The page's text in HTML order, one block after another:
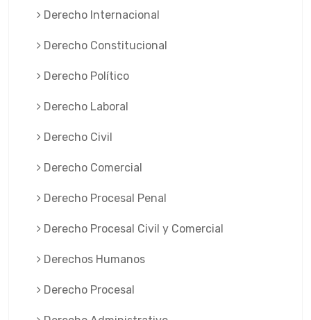
Derecho Internacional
Derecho Constitucional
Derecho Político
Derecho Laboral
Derecho Civil
Derecho Comercial
Derecho Procesal Penal
Derecho Procesal Civil y Comercial
Derechos Humanos
Derecho Procesal